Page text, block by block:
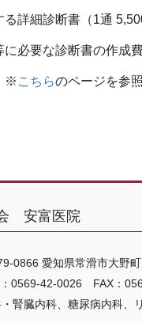
る詳細診断書（1通
必要な診断書の作成
※ こちらのページを参照
安富医院
0866 愛知県常滑市大野
0569-42-0026 FAX：
腎臓内科、糖尿病内科、